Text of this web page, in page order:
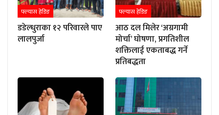
फ्ल्यास हेडिङ
डडेल्धुराका १२ परिवारले पाए
लालपुर्जा
फ्ल्यास हेडिङ
आठ दल मिलेर ‘अग्रगामी
मोर्चा’ घोषणा, प्रगतिशील
शक्तिलाई एकताबद्ध गर्ने
प्रतिबद्धता